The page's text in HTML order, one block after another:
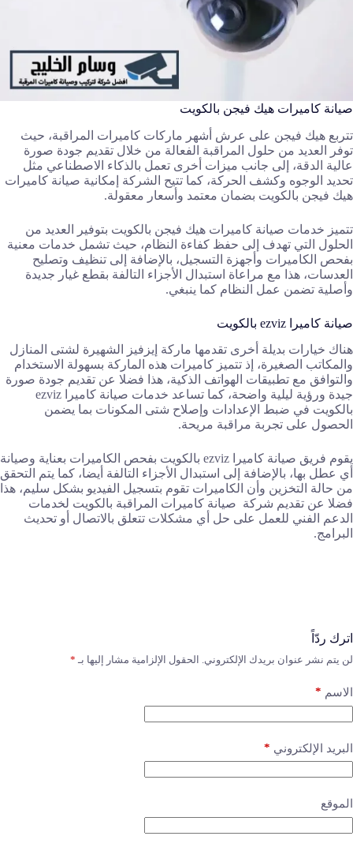
صيانة كاميرات هيك فيجن بالكويت
تتربع هيك فيجن على عرش أشهر ماركات كاميرات المراقبة، حيث
توفر العديد من حلول المراقبة الفعالة من خلال تقديم جودة صورة
عالية الدقة، إلى جانب ميزات أخرى تعمل بالذكاء الاصطناعي مثل
تحديد الوجوه وكشف الحركة، كما تتيح الشركة إمكانية صيانة كاميرات
هيك فيجن بالكويت بضمان معتمد وأسعار معقولة.
تتميز خدمات صيانة كاميرات هيك فيجن بالكويت بتوفير العديد من
الحلول التي تهدف إلى حفظ كفاءة النظام، حيث تشمل خدمات معنية
بفحص الكاميرات وأجهزة التسجيل، بالإضافة إلى تنظيف وتصليح
العدسات، هذا مع مراعاة استبدال الأجزاء التالفة بقطع غيار جديدة
وأصلية تضمن عمل النظام كما ينبغي.
صيانة كاميرا ezviz بالكويت
هناك خيارات بديلة أخرى تقدمها ماركة إيزفيز الشهيرة لشتى المنازل
والمكاتب الصغيرة، إذ تتميز كاميرات هذه الماركة بسهولة الاستخدام
والتوافق مع تطبيقات الهواتف الذكية، هذا فضلا عن تقديم جودة صورة
جيدة ورؤية ليلية واضحة، كما تساعد خدمات صيانة كاميرا ezviz
بالكويت في ضبط الإعدادات وإصلاح شتى المكونات بما يضمن
الحصول على تجربة مراقبة مريحة.
يقوم فريق صيانة كاميرا ezviz بالكويت بفحص الكاميرات بعناية وصيانة
أي عطل بها، بالإضافة إلى استبدال الأجزاء التالفة أيضا، كما يتم التحقق
من حالة التخزين وأن الكاميرات تقوم بتسجيل الفيديو بشكل سليم، هذا
فضلا عن تقديم شركة صيانة كاميرات المراقبة بالكويت لخدمات
الدعم الفني للعمل على حل أي مشكلات تتعلق بالاتصال أو تحديث
البرامج.
اترك ردّاً
لن يتم نشر عنوان بريدك الإلكتروني. الحقول الإلزامية مشار إليها بـ *
الاسم *
البريد الإلكتروني *
الموقع